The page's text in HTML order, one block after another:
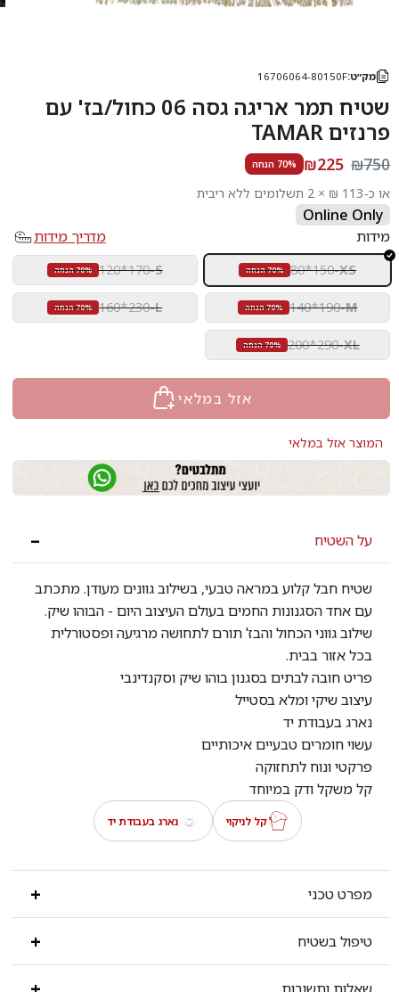
מק״ט:16706064-80150F
שטיח תמר אריגה גסה 06 כחול/בז' עם
פרנזים TAMAR
₪750
₪225 70% הנחה
או כ-113 ₪ × 2 תשלומים ללא ריבית
Online Only
מידות
מדריך מידות
XS
-
80*150 70% הנחה S
-
120*170 70% הנחה
M
-
140*190 70% הנחה L
-
160*230 70% הנחה
XL
-
200*290 70% הנחה
אזל במלאי
המוצר אזל במלאי
על השטיח
שטיח חבל קלוע במראה טבעי, בשילוב גוונים מעודן. מתכתב
עם אחד הסגנונות החמים בעולם העיצוב היום - הבוהו שיק.
שילוב גווני הכחול והבז' תורם לתחושה מרגיעה ופסטורלית
בכל אזור בבית.
פריט חובה לבתים בסגנון בוהו שיק וסקנדינבי
עיצוב שיקי ומלא בסטייל
נארג בעבודת יד
עשוי חומרים טבעיים איכותיים
פרקטי ונוח לתחזוקה
קל משקל ודק במיוחד
קל לניקוי נארג בעבודת יד
מפרט טכני
טיפול בשטיח